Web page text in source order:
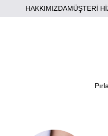
HAKKIMIZDAMÜŞTERİ